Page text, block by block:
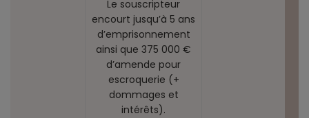
Le souscripteur
encourt jusqu’à 5 ans
d’emprisonnement
ainsi que 375 000 €
d’amende pour
escroquerie (+
dommages et
intérêts).